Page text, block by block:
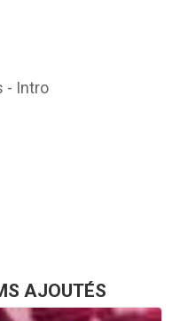
- Intro
AJOUTÉS